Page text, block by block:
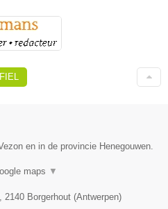
en in de provincie Henegouwen.
maps ▼
2140 Borgerhout (Antwerpen)